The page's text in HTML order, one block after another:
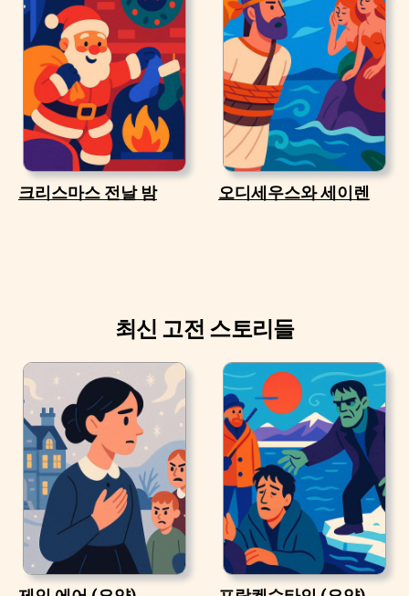
크리스마스 전날 밤 오디세우스와 세이렌
최신 고전 스토리들